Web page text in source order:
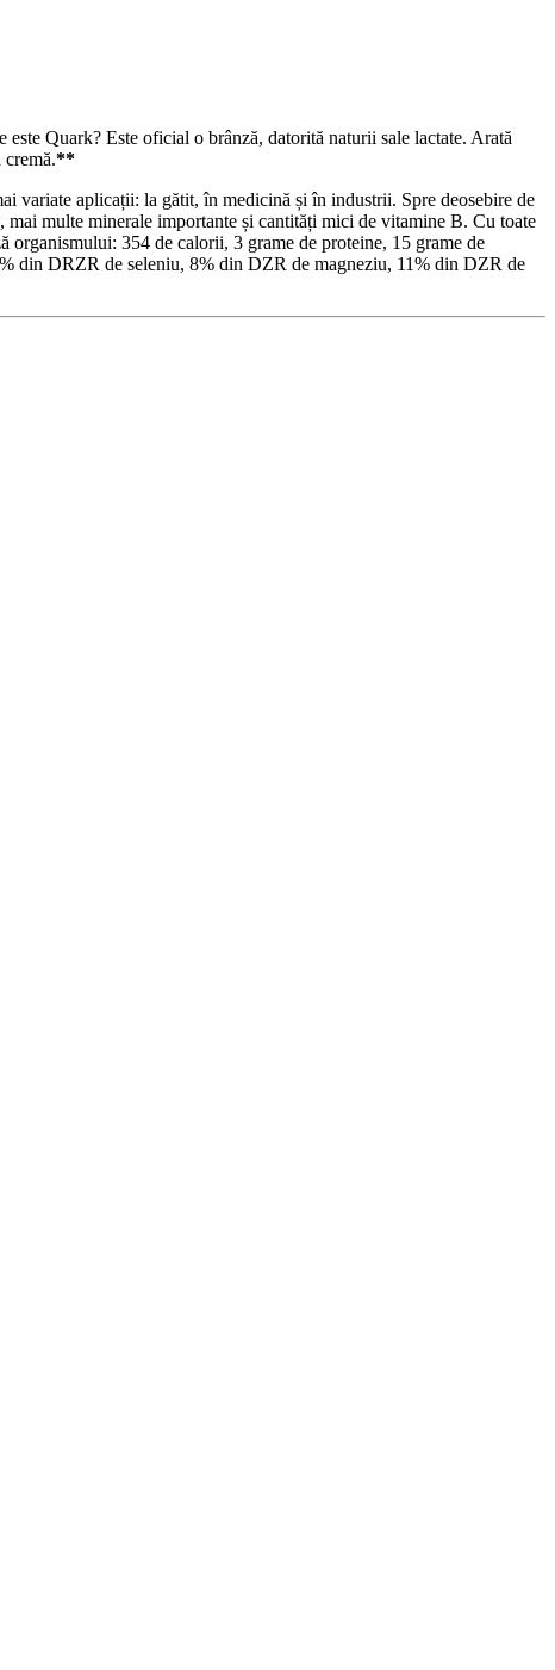
Quark? Este oficial o brânză, datorită naturii sale lactate. Arată
**
variate aplicații: la gătit, în medicină și în industrii. Spre deosebire de
multe minerale importante și cantități mici de vitamine B. Cu toate
organismului: 354 de calorii, 3 grame de proteine, 15 grame de
din DRZR de seleniu, 8% din DZR de magneziu, 11% din DZR de